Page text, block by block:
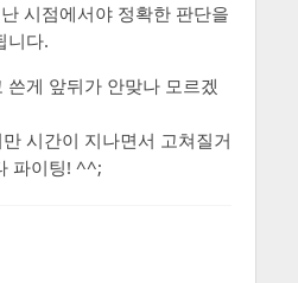
시점에서야 정확한 판단을
니다.
쓴게 앞뒤가 안맞나 모르겠
시간이 지나면서 고쳐질거
파이팅! ^^;